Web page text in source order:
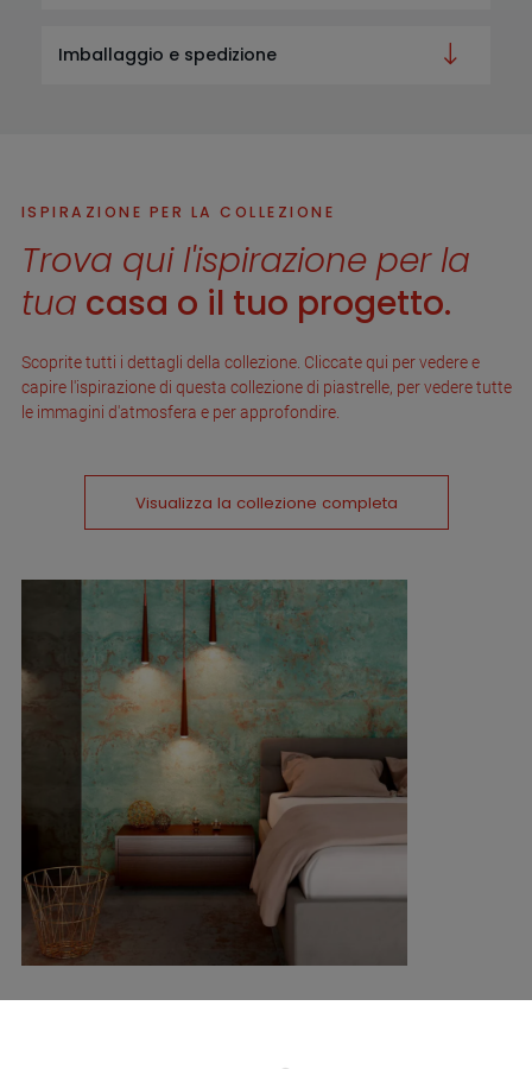
Imballaggio e spedizione
ISPIRAZIONE PER LA COLLEZIONE
Trova qui l'ispirazione per la
tua casa o il tuo progetto.
Scoprite tutti i dettagli della collezione. Cliccate qui per vedere e
capire l'ispirazione di questa collezione di piastrelle, per vedere tutte
le immagini d'atmosfera e per approfondire.
Visualizza la collezione completa